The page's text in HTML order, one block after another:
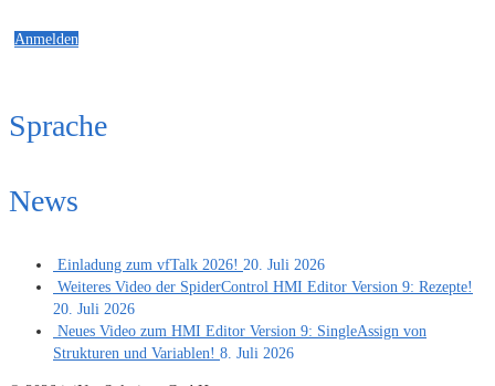
Anmelden
Sprache
News
Einladung zum vfTalk 2026! 20. Juli 2026
Weiteres Video der SpiderControl HMI Editor Version 9: Rezepte!
20. Juli 2026
Neues Video zum HMI Editor Version 9: SingleAssign von
Strukturen und Variablen! 8. Juli 2026